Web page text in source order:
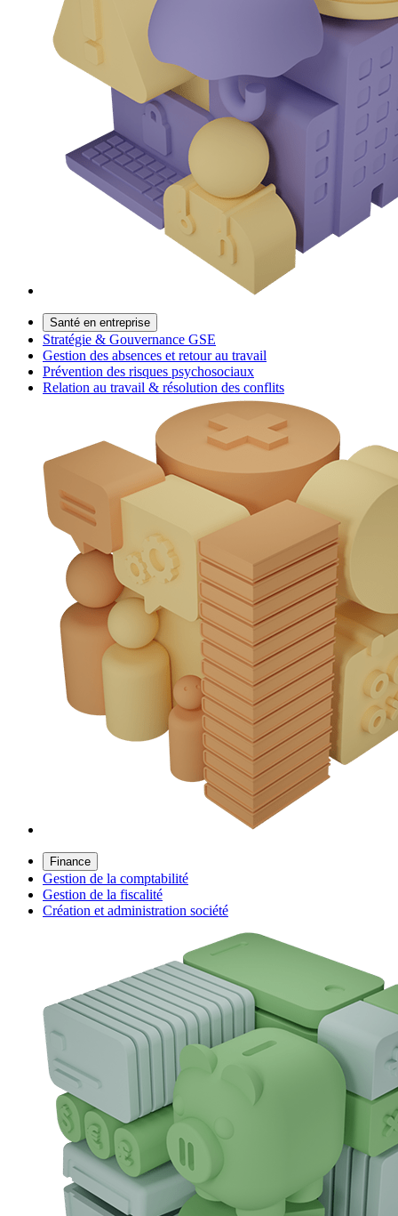
Santé en entreprise
Stratégie & Gouvernance GSE
Gestion des absences et retour au travail
Prévention des risques psychosociaux
Relation au travail & résolution des conflits
Finance
Gestion de la comptabilité
Gestion de la fiscalité
Création et administration société